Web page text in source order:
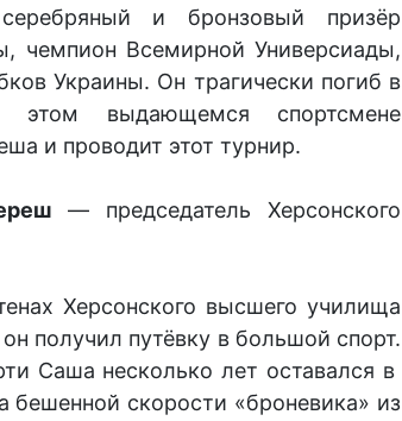
и бронзовый призёр
чемпион Всемирной Универсиады,
Украины. Он трагически погиб в
этом выдающемся спортсмене
и проводит этот турнир.
— председатель Херсонского
Херсонского высшего училища
получил путёвку в большой спорт.
Саша несколько лет оставался в
бешенной скорости «броневика» из